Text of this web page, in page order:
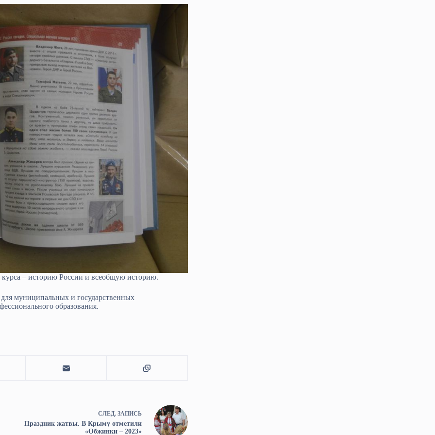
– историю России и всеобщую историю.
муниципальных и государственных
образования.
СЛЕД. ЗАПИСЬ
Праздник жатвы. В Крыму отметили
«Обжинки – 2023»